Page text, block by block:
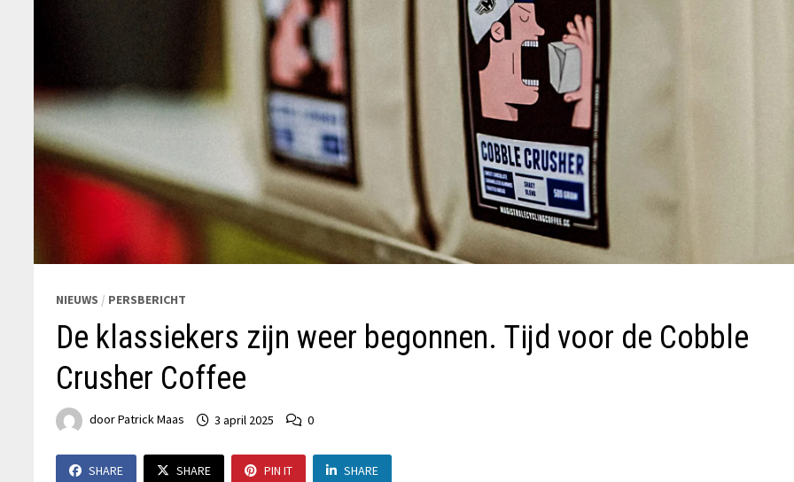
NIEUWS / PERSBERICHT
De klassiekers zijn weer begonnen. Tijd voor de Cobble
Crusher Coffee
doorPatrick Maas 3 april 2025 0
SHARE SHARE PIN IT SHARE